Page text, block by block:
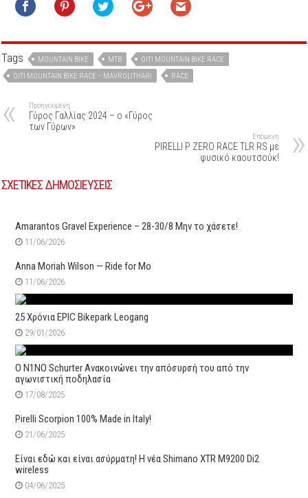
Tags MOUNTAIN BIKE MTB
OITI MOUNTAIN BIKE RACE
OITI MOUNTAIN BIKE RACE – MAVROLITHARI
RACE
Προηγούμενη
Γύρος Γαλλίας 2024 – ο «Γύρος
των Γύρων»
Επόμενη
PIRELLI P ZERO RACE TLR RS με
φυσικό καουτσούκ!
ΣΧΕΤΙΚΕΣ ΔΗΜΟΣΙΕΥΣΕΙΣ
Amarantos Gravel Experience – 28-30/8 Μην το χάσετε!
11/06/2026
Anna Moriah Wilson — Ride for Mo
11/06/2026
25 Χρόνια EPIC Bikepark Leogang
29/01/2026
Ο N1NO Schurter Ανακοινώνει την απόσυρσή του από την
αγωνιστική ποδηλασία
17/08/2025
Pirelli Scorpion 100% Made in Italy!
21/06/2025
Είναι εδώ και είναι ασύρματη! Η νέα Shimano XTR M9200 Di2
wireless
04/06/2025